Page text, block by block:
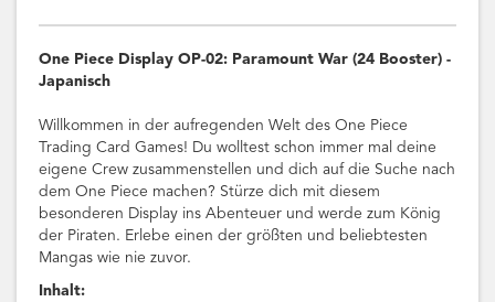
One Piece Display OP-02: Paramount War (24 Booster) -
Japanisch
Willkommen in der aufregenden Welt des One Piece
Trading Card Games! Du wolltest schon immer mal deine
eigene Crew zusammenstellen und dich auf die Suche nach
dem One Piece machen? Stürze dich mit diesem
besonderen Display ins Abenteuer und werde zum König
der Piraten. Erlebe einen der größten und beliebtesten
Mangas wie nie zuvor.
Inhalt: